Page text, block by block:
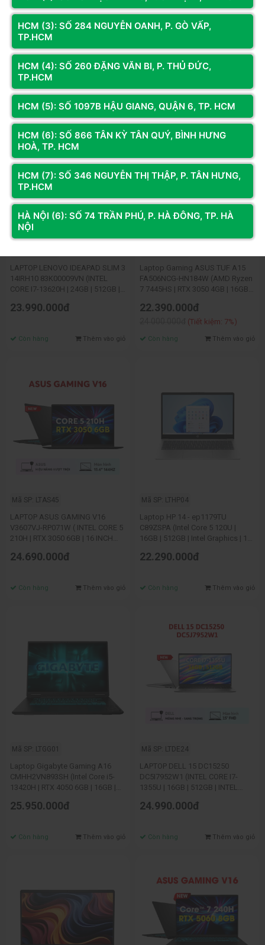
Mã SP: LTLE40
LAPTOP LENOVO THINKBOOK 14
G9 IRL 21UY008YVN (INTEL CORE
5-210H | INTEL GRAPHICS | 14-
INCH WUXGA | 16GB | 1TB |
WINDOWS 11 HOME SL | XÁM)
31.990.000đ
Còn hàng Thêm vào giỏ
Mã SP: LTAS40
Laptop ASUS Vivobook S14
S3407AA-SF945W (Intel Core
Arc | 14 WUXGA OLED | Win 11 |
Xám)
28.790.000đ
Còn hàng Thêm vào giỏ
LAPTOP LENOVO IDEAPAD SLIM 3
14IRH10 83K00009VN (INTEL
CORE I7-13620H | 24GB | 512GB |
WIN 11 | XÁM)
23.990.000đ
Còn hàng Thêm vào giỏ
Laptop Gaming ASUS TUF A15
FA506NCG-HN184W (AMD Ryzen
7 7445HS | RTX 3050 4GB | 16GB |
Win11 | Đen)
22.390.000đ
(Tiết kiệm: 7%)
Còn hàng Thêm vào giỏ
Mã SP: LTAS45
LAPTOP ASUS GAMING V16
V3607VJ-RP071W ( INTEL CORE 5
210H | RTX 3050 6GB | 16 INCH
ĐEN)
24.690.000đ
Còn hàng Thêm vào giỏ
Mã SP: LTHP04
Laptop HP 14 - ep1179TU
C89ZSPA (Intel Core 5 120U |
16GB | 512GB | Intel Graphics | 14
22.290.000đ
Còn hàng Thêm vào giỏ
Mã SP: LTGG01
Laptop Gigabyte Gaming A16
CMHH2VN893SH (Intel Core i5-
13420H | RTX 4050 6GB | 16GB |
Win 11)
25.950.000đ
Còn hàng Thêm vào giỏ
Mã SP: LTDE24
LAPTOP DELL 15 DC15250
DC5I7952W1 (INTEL CORE I7-
1355U | 16GB | 512GB | INTEL
WIN 11 | OFFICEHOME24 | OS365 |
24.990.000đ
Còn hàng Thêm vào giỏ
HCM (3): SỐ 284 NGUYỄN OANH, P. GÒ VẤP,
TP.HCM
HCM (4): SỐ 260 ĐẶNG VĂN BI, P. THỦ ĐỨC,
TP.HCM
HCM (5): SỐ 1097B HẬU GIANG, QUẬN 6, TP. HCM
HCM (6): SỐ 866 TÂN KỲ TÂN QUÝ, BÌNH HƯNG
HOÀ, TP. HCM
HCM (7): SỐ 346 NGUYỄN THỊ THẬP, P. TÂN HƯNG,
TP.HCM
HÀ NỘI (6): SỐ 74 TRẦN PHÚ, P. HÀ ĐÔNG, TP. HÀ
NỘI